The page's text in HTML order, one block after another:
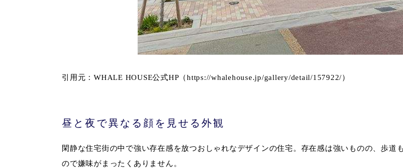
引用元：WHALE HOUSE公式HP（https://whalehouse.jp/gallery/detail/157922/）
昼と夜で異なる顔を見せる外観
閑静な住宅街の中で強い存在感を放つおしゃれなデザインの住宅。存在感は強いものの、歩道
ので嫌味がまったくありません。